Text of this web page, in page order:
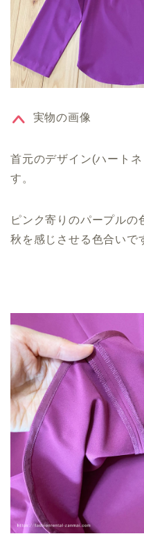
実物の画像
首元のデザイン(ハート
す。
ピンク寄りのパープルの
秋を感じさせる色合いで